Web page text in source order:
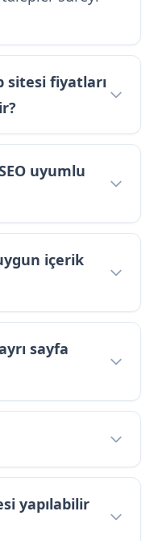
sitesi fiyatları
uyumlu
içerik
sayfa
yapılabilir